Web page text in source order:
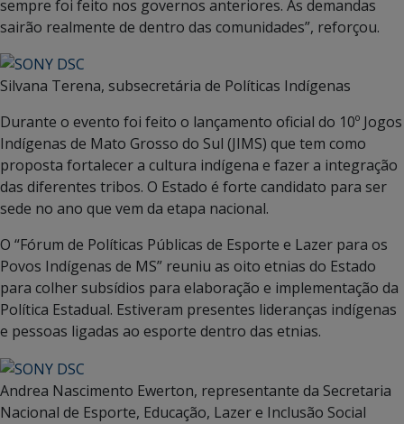
sempre foi feito nos governos anteriores. As demandas
sairão realmente de dentro das comunidades”, reforçou.
Silvana Terena, subsecretária de Políticas Indígenas
Durante o evento foi feito o lançamento oficial do 10º Jogos
Indígenas de Mato Grosso do Sul (JIMS) que tem como
proposta fortalecer a cultura indígena e fazer a integração
das diferentes tribos. O Estado é forte candidato para ser
sede no ano que vem da etapa nacional.
O “Fórum de Políticas Públicas de Esporte e Lazer para os
Povos Indígenas de MS” reuniu as oito etnias do Estado
para colher subsídios para elaboração e implementação da
Política Estadual. Estiveram presentes lideranças indígenas
e pessoas ligadas ao esporte dentro das etnias.
Andrea Nascimento Ewerton, representante da Secretaria
Nacional de Esporte, Educação, Lazer e Inclusão Social